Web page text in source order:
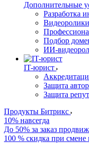
Дополнительные
Разработка
Подбор
ИИ-
IT-юрист
Защита
Защита
Продукты Битрикс
10% навсегда
До 50% за заказ
100 % скидка при смене